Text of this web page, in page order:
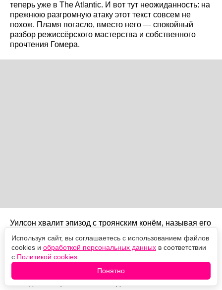
теперь уже в The Atlantic. И вот тут неожиданность: на
прежнюю разгромную атаку этот текст совсем не
похож. Пламя погасло, вместо него — спокойный
разбор режиссёрского мастерства и собственного
прочтения Гомера.
Уилсон хвалит эпизод с троянским конём, называя его
отмечает Эллиота Пейджа, сыгравшего, по её словам,
«светлую, разрывающую сердце роль». Но главная
претензия осталась прежней: Нолана так
завораживают механика и зрелище, что фильм в итоге
выходит эмоционально холодным.
Используя сайт, вы соглашаетесь с использованием файлов
cookies и обработкой персональных данных в соответствии
с Политикой cookies
Понятно